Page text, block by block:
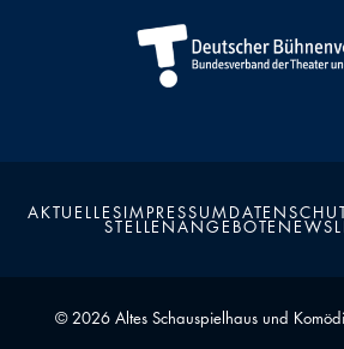
AKTUELLESIMPRESSUM
STELLENANGEBOTE
© 2026 Altes Schauspielhaus und